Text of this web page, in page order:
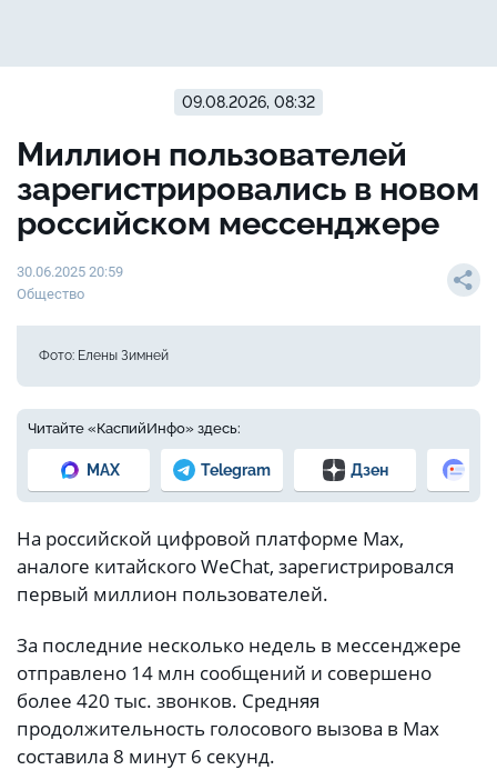
09.08.2026, 08:32
Миллион пользователей
зарегистрировались в новом
российском мессенджере
30.06.2025 20:59
Общество
Фото: Елены Зимней
Читайте «КаспийИнфо» здесь:
MAX Telegram Дзен
На российской цифровой платформе Max,
аналоге китайского WeChat, зарегистрировался
первый миллион пользователей.
За последние несколько недель в мессенджере
отправлено 14 млн сообщений и совершено
более 420 тыс. звонков. Средняя
продолжительность голосового вызова в Max
составила 8 минут 6 секунд.